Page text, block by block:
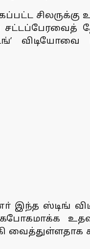
இந்த ஸ்டிங்